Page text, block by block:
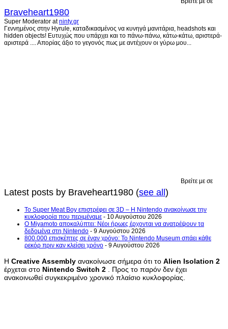
Braveheart1980
Super Moderator atninty.gr
Γεννημένος στην Hyrule, καταδικασμένος να κυνηγά μανιτάρια, headshots και
hidden objects! Ευτυχώς που υπάρχει και το πάνω-πάνω, κάτω-κάτω, αριστερά-
αριστερά .... Απορίας άξιο το γεγονός πως με αντέχουν οι γύρω μου...
Βρείτε με σε
Latest posts by Braveheart1980 (see all)
Το Super Meat Boy επιστρέφει σε 3D – Η Nintendo ανακοίνωσε την
κυκλοφορία που περιμέναμε - 10 Αυγούστου 2026
Ο Miyamoto αποκαλύπτει: Νέοι ήρωες έρχονται να ανατρέψουν τα
δεδομένα στη Nintendo - 9 Αυγούστου 2026
800.000 επισκέπτες σε έναν χρόνο: Το Nintendo Museum σπάει κάθε
ρεκόρ πριν καν κλείσει χρόνο - 9 Αυγούστου 2026
Η Creative Assembly ανακοίνωσε σήμερα ότι το Alien Isolation 2
έρχεται στο Nintendo Switch 2 . Προς το παρόν δεν έχει
ανακοινωθεί συγκεκριμένο χρονικό πλαίσιο κυκλοφορίας.